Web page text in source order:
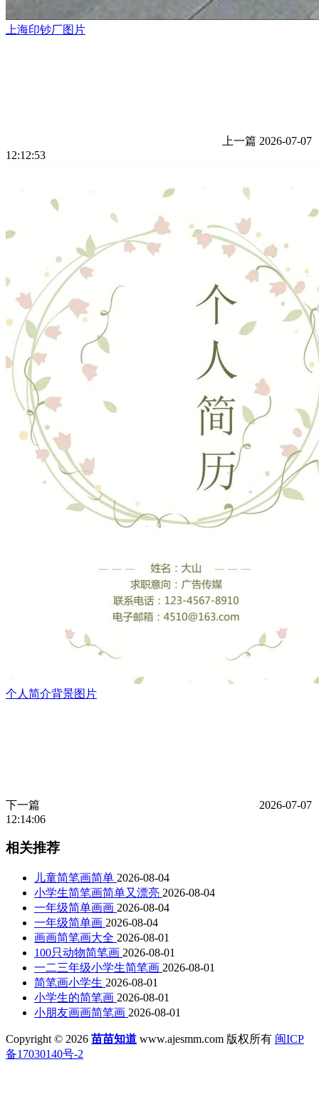
上海印钞厂图片
上一篇 2026-07-07
12:12:53
个人简介背景图片
下一篇
2026-07-07
12:14:06
相关推荐
儿童简笔画简单 2026-08-04
小学生简笔画简单又漂亮 2026-08-04
一年级简单画画 2026-08-04
一年级简单画 2026-08-04
画画简笔画大全 2026-08-01
100只动物简笔画 2026-08-01
一二三年级小学生简笔画 2026-08-01
简笔画小学生 2026-08-01
小学生的简笔画 2026-08-01
小朋友画画简笔画 2026-08-01
Copyright © 2026 苗苗知道 www.ajesmm.com 版权所有 闽ICP
备17030140号-2